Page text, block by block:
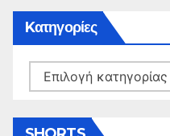
Kατηγορίες
Kατηγορίες